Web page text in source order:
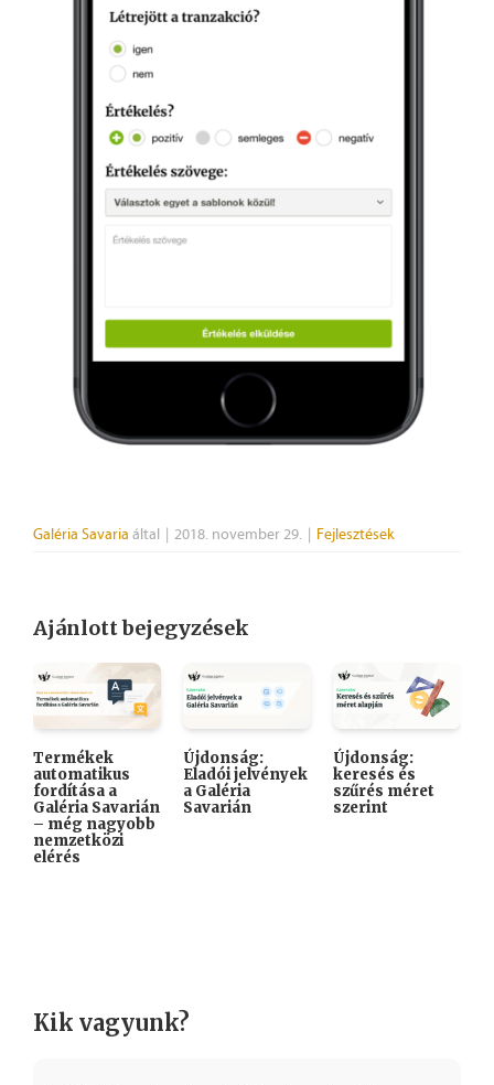
Galéria Savaria által | 2018. november 29. | Fejlesztések
Ajánlott bejegyzések
Termékek
automatikus
fordítása a
Galéria Savarián
– még nagyobb
nemzetközi
elérés
Újdonság:
Eladói jelvények
a Galéria
Savarián
Újdonság:
keresés és
szűrés méret
szerint
Kik vagyunk?